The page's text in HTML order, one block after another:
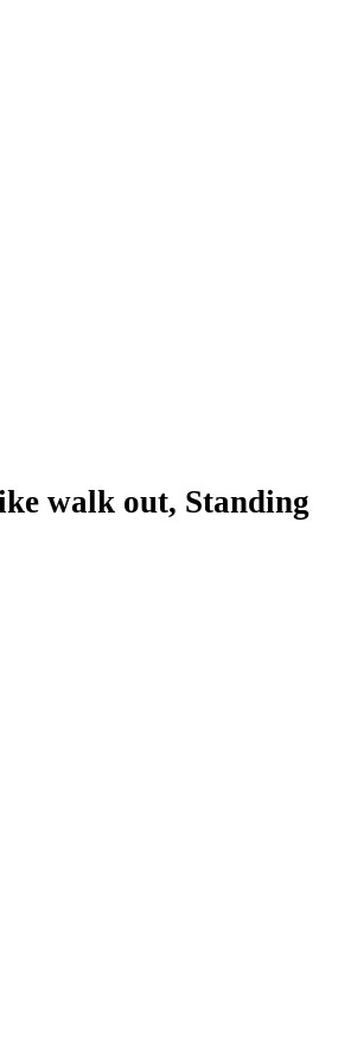
walk out, Standing